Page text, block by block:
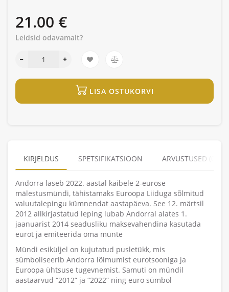
21.00 €
Leidsid odavamalt?
LISA OSTUKORVI
KIRJELDUS SPETSIFIKATSIOON ARVUSTUSED (0)
Andorra laseb 2022. aastal käibele 2-eurose
mälestusmündi, tähistamaks Euroopa Liiduga sõlmitud
valuutalepingu kümnendat aastapäeva. See 12. märtsil
2012 allkirjastatud leping lubab Andorral alates 1.
jaanuarist 2014 seadusliku maksevahendina kasutada
eurot ja emiteerida oma münte
Mündi esiküljel on kujutatud pusletükk, mis
sümboliseerib Andorra lõimumist eurotsooniga ja
Euroopa ühtsuse tugevnemist. Samuti on mündil
aastaarvud “2012” ja “2022” ning euro sümbol